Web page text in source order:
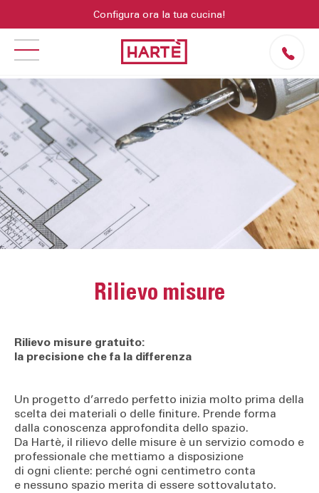
Configura ora la tua cucina!
Rilievo misure
Rilievo misure gratuito:
la precisione che fa la differenza
Un progetto d’arredo perfetto inizia molto prima della
scelta dei materiali o delle finiture. Prende forma
dalla conoscenza approfondita dello spazio.
Da Hartè, il rilievo delle misure è un servizio comodo e
professionale che mettiamo a disposizione
di ogni cliente: perché ogni centimetro conta
e nessuno spazio merita di essere sottovalutato.